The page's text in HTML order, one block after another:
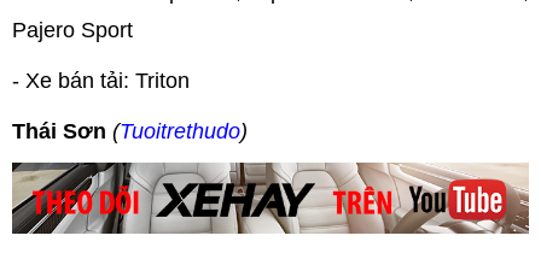
Pajero Sport
- Xe bán tải: Triton
Thái Sơn (Tuoitrethudo)